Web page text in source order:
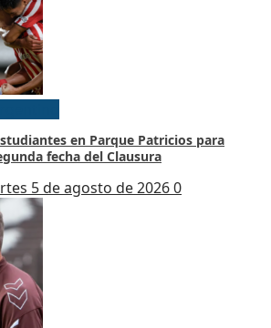
en Parque Patricios para
fecha del Clausura
5 de agosto de 20260